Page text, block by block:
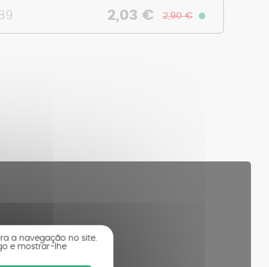
a navegação no site.
e mostrar-lhe
2,03 € 2,90 €